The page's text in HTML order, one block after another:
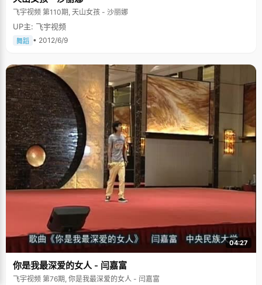
飞宇视频 第110期, 天山女孩 - 沙丽娜
UP主: 飞宇视频
舞蹈 • 2012/6/9
04:27
你是我最深爱的女人 - 闫嘉富
飞宇视频 第76期, 你是我最深爱的女人 - 闫嘉富